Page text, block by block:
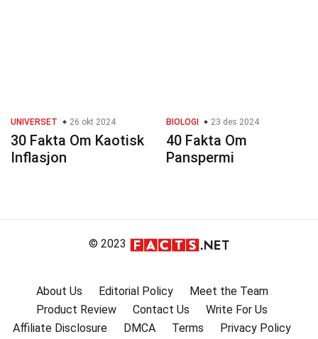
UNIVERSET 26 okt 2024
30 Fakta Om Kaotisk
Inflasjon
BIOLOGI 23 des 2024
40 Fakta Om
Panspermi
© 2023
About Us Editorial Policy
Meet the Team
Product Review
Contact Us
Write For Us
Affiliate Disclosure
DMCA Terms
Privacy Policy